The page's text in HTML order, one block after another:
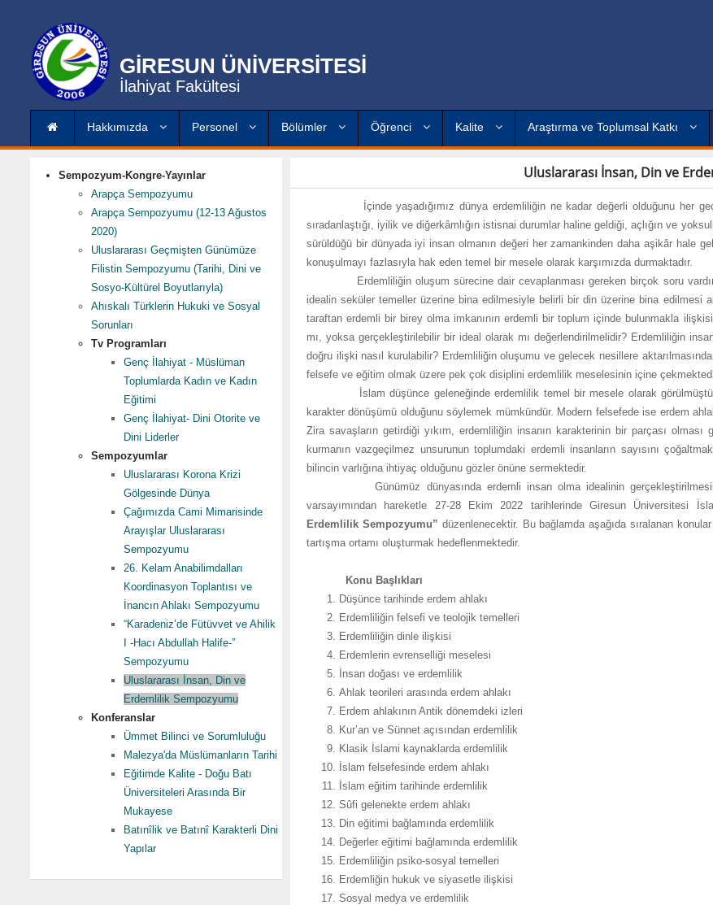
GİRESUN ÜNİVERSİTESİ
İlahiyat Fakültesi
Hakkımızda Personel Bölümler Öğrenci Kalite Araştırma ve Toplumsal Katkı
Sempozyum-Kongre-Yayınlar
Arapça Sempozyumu
Arapça Sempozyumu (12-13 Ağustos
2020)
Uluslararası Geçmişten Günümüze
Filistin Sempozyumu (Tarihi, Dini ve
Sosyo-Kültürel Boyutlarıyla)
Ahıskalı Türklerin Hukuki ve Sosyal
Sorunları
Tv Programları
Genç İlahiyat - Müslüman
Toplumlarda Kadın ve Kadın
Eğitimi
Genç İlahiyat- Dini Otorite ve
Dini Liderler
Sempozyumlar
Uluslararası Korona Krizi
Gölgesinde Dünya
Çağımızda Cami Mimarisinde
Arayışlar Uluslararası
Sempozyumu
26. Kelam Anabilimdalları
Koordinasyon Toplantısı ve
İnancın Ahlakı Sempozyumu
“Karadeniz’de Fütüvvet ve Ahilik
I -Hacı Abdullah Halife-”
Sempozyumu
Uluslararası İnsan, Din ve
Erdemlilik Sempozyumu
Konferanslar
Ümmet Bilinci ve Sorumluluğu
Malezya'da Müslümanların Tarihi
Eğitimde Kalite - Doğu Batı
Üniversiteleri Arasında Bir
Mukayese
Batınîlik ve Batınî Karakterli Dini
Yapılar
Uluslararası İnsan, Din ve
İçinde yaşadığımız dünya erdemliliğin ne kadar değerli olduğunu her
sıradanlaştığı, iyilik ve diğerkâmlığın istisnai durumlar haline geldiği, açlığın ve
sürüldüğü bir dünyada iyi insan olmanın değeri her zamankinden daha aşikâr hale
konuşulmayı fazlasıyla hak eden temel bir mesele olarak karşımızda durmaktadır.
Erdemliliğin oluşum sürecine dair cevaplanması gereken birçok soru vardır:
idealin seküler temeller üzerine bina edilmesiyle belirli bir din üzerine bina edilmesi
taraftan erdemli bir birey olma imkanının erdemli bir toplum içinde bulunmakla
mı, yoksa gerçekleştirilebilir bir ideal olarak mı değerlendirilmelidir? Erdemliliğin
doğru ilişki nasıl kurulabilir? Erdemliliğin oluşumu ve gelecek nesillere
felsefe ve eğitim olmak üzere pek çok disiplini erdemlilik meselesinin içine
İslam düşünce geleneğinde erdemlilik temel bir mesele olarak görülmüştür.
karakter dönüşümü olduğunu söylemek mümkündür. Modern felsefede ise erdem
Zira savaşların getirdiği yıkım, erdemliliğin insanın karakterinin bir parçası
kurmanın vazgeçilmez unsurunun toplumdaki erdemli insanların sayısını
bilincin varlığına ihtiyaç olduğunu gözler önüne sermektedir.
Günümüz dünyasında erdemli insan olma idealinin gerçekleştirilmesinin
varsayımından hareketle 27-28 Ekim 2022 tarihlerinde Giresun Üniversitesi
Erdemlilik Sempozyumu” düzenlenecektir. Bu bağlamda aşağıda sıralanan
tartışma ortamı oluşturmak hedeflenmektedir.
Konu Başlıkları
Düşünce tarihinde erdem ahlakı
Erdemliliğin felsefi ve teolojik temelleri
Erdemliliğin dinle ilişkisi
Erdemlerin evrenselliği meselesi
İnsan doğası ve erdemlilik
Ahlak teorileri arasında erdem ahlakı
Erdem ahlakının Antik dönemdeki izleri
Kur’an ve Sünnet açısından erdemlilik
Klasik İslami kaynaklarda erdemlilik
İslam felsefesinde erdem ahlakı
İslam eğitim tarihinde erdemlilik
Sûfi gelenekte erdem ahlakı
Din eğitimi bağlamında erdemlilik
Değerler eğitimi bağlamında erdemlilik
Erdemliliğin psiko-sosyal temelleri
Erdemliğin hukuk ve siyasetle ilişkisi
Sosyal medya ve erdemlilik